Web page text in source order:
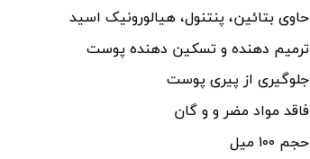
حاوی بتائین، پنتنول، هیالورونیک اسید
ترمیم دهنده و تسکین دهنده پوست
جلوگیری از پیری پوست
فاقد مواد مضر و و گان
حجم ۱۰۰ میل